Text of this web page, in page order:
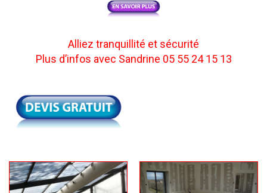
Alliez tranquillité et sécurité
Plus d’infos avec Sandrine 05 55 24 15 13